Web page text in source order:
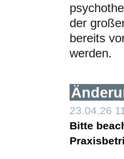
der
bereits
werden.
23.04.26
Bitte